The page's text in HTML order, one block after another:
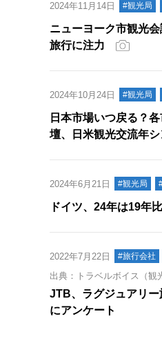
2024年11月14日 #観光局
ニューヨーク市観光
旅行に注力
2024年10月24日 #観光局
日本市場いつ戻る？
壇、日米観光交流年
2024年6月21日 #観光局
ドイツ、24年は19年
2022年7月22日 #旅行会社
出典：トラベルボイス（観
JTB、ラグジュアリ
にアンケート